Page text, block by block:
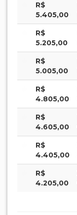
R$
5.405,00
R$
5.205,00
R$
5.005,00
R$
4.805,00
R$
4.605,00
R$
4.405,00
R$
4.205,00